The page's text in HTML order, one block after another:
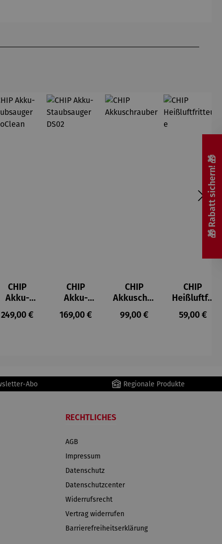
CHIP
Akku-
Staubsau
ger
Regulärer Preis:
249,00 €
CHIP
Akku-
Staubsau
ger DS02
Regulärer Preis:
169,00 €
CHIP
Akkuschra
uber
Regulärer Preis:
99,00 €
CHIP
Heißluftfri
tteuse
Regulärer
59,00 €
Abo Regionale Produkte
RECHTLICHES
AGB
Impressum
Datenschutz
Datenschutzcenter
Widerrufsrecht
Vertrag widerrufen
Barrierefreiheitserklärung
🎁 Rabatt sichern! 🎁